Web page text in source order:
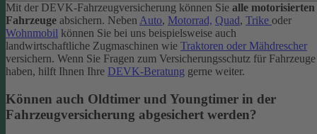
Mit der DEVK-Fahrzeugversicherung können Sie alle motorisierten
Fahrzeuge absichern. Neben Auto, Motorrad, Quad, Trike oder
Wohnmobil können Sie bei uns beispielsweise auch
landwirtschaftliche Zugmaschinen wie Traktoren oder Mähdrescher
versichern. Wenn Sie Fragen zum Versicherungsschutz für Fahrzeuge
haben, hilft Ihnen Ihre DEVK-Beratung gerne weiter.
Können auch Oldtimer und Youngtimer in der
Fahrzeugversicherung abgesichert werden?